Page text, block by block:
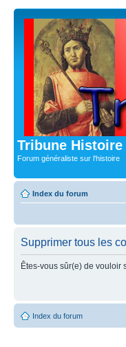
Tribune Histoire
Forum généraliste sur l'histoire
Index du forum
Supprimer tous les
Êtes-vous sûr(e) de vouloir
Index du forum